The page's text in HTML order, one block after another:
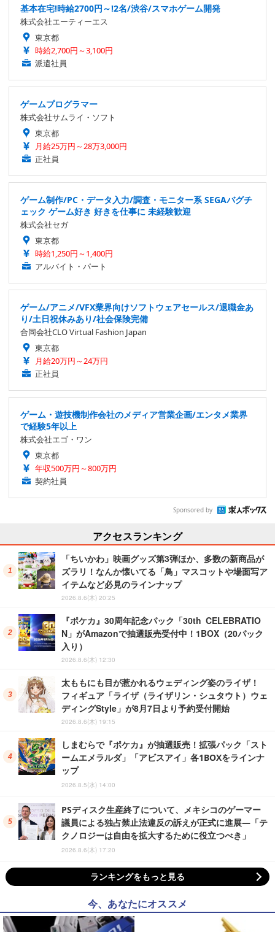
基本在宅!時給2700円～!2名/渋谷/スマホゲーム開発
株式会社エーティーエス
東京都
時給2,700円～3,100円
派遣社員
ゲームプログラマー
株式会社サムライ・ソフト
東京都
月給25万円～28万3,000円
正社員
ゲーム制作/PC・データ入力/調査・モニター系 SEGAバグチ
ェック ゲーム好き 好きを仕事に 未経験歓迎
株式会社セガ
東京都
時給1,250円～1,400円
アルバイト・パート
ゲーム/アニメ/VFX業界向けソフトウェアセールス/退職金あ
り/土日祝休みあり/社会保険完備
合同会社CLO Virtual Fashion Japan
東京都
月給20万円～24万円
正社員
ゲーム・遊技機制作会社のメディア営業企画/エンタメ業界
で経験5年以上
株式会社エゴ・ワン
東京都
年収500万円～800万円
契約社員
Sponsored by
アクセスランキング
「ちいかわ」映画グッズ第3弾ほか、多数の新商品が
ズラリ！なんか懐いてる「鳥」マスコットや場面写ア
イテムなど必見のラインナップ
2026.8.6(木) 20:25
『ポケカ』30周年記念パック「30th CELEBRATIO
N」がAmazonで抽選販売受付中！1BOX（20パック
入り）
2026.8.6(木) 12:30
太ももにも目が惹かれるウェディング姿のライザ！
フィギュア「ライザ（ライザリン・シュタウト）ウェ
ディングStyle」が8月7日より予約受付開始
2026.8.6(木) 19:15
しまむらで『ポケカ』が抽選販売！拡張パック「スト
ームエメラルダ」「アビスアイ」各1BOXをラインナ
ップ
2026.8.5(水) 14:00
PSディスク生産終了について、メキシコのゲーマー
議員による独占禁止法違反の訴えが正式に進展―「テ
クノロジーは自由を拡大するために役立つべき」
2026.8.6(木) 17:20
ランキングをもっと見る
今、あなたにオススメ